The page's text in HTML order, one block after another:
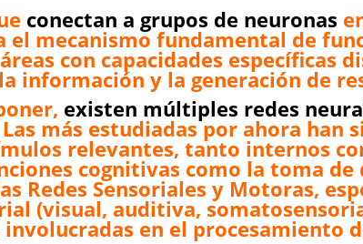
conectan a grupos de neuronas
el mecanismo fundamental de
con capacidades específicas
información y la generación de
existen múltiples redes
más estudiadas por ahora han
relevantes, tanto internos
cognitivas como la toma
Redes Sensoriales y Motoras,
(visual, auditiva,
involucradas en el procesamiento